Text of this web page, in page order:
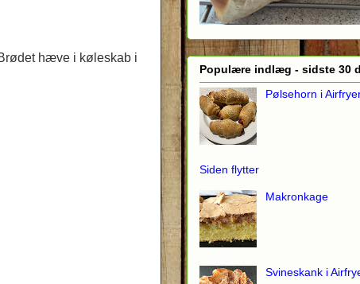
hæve i køleskab i
Populære indlæg - sidste 30
Pølsehorn i
Siden flytter
Makronkage
Svineskank i